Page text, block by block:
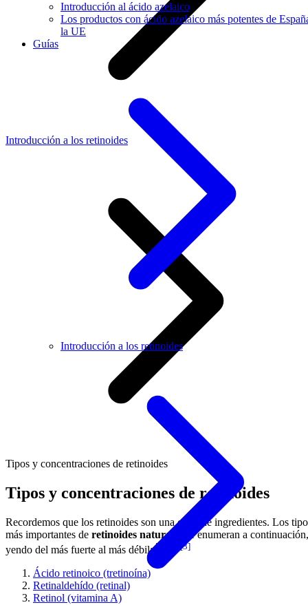
Introducción al ácido azelaico
Los productos con ácido azelaico más potentes de
la UE
Guías
Introducción a los retinoides
Introducción a los retinoides
Tipos y concentraciones de retinoides
Tipos y concentraciones de retinoides
Recordemos que los retinoides son una clase de ingredientes. Los
más importantes de retinoides naturales
se enumeran a continuación,
yendo del más fuerte al más débil:[1] [3]
Ácido retinoico (tretinoína)
Retinaldehído (retinal)
Retinol (vitamina A)